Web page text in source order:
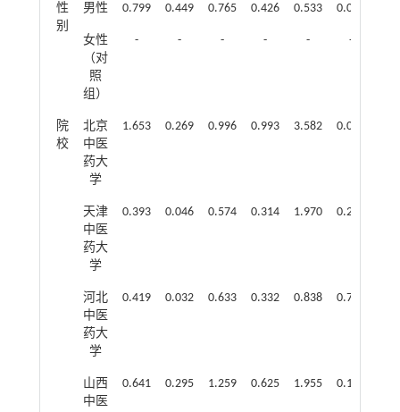
性
别
男性 0.799 0.449 0.765 0.426 0.533 0.067
女性
（对
照
组）
- - - - - -
院
校
北京
中医
药大
学
1.653 0.269 0.996 0.993 3.582 0.016
天津
中医
药大
学
0.393 0.046 0.574 0.314 1.970 0.224
河北
中医
药大
学
0.419 0.032 0.633 0.332 0.838 0.735
山西
中医
0.641 0.295 1.259 0.625 1.955 0.192